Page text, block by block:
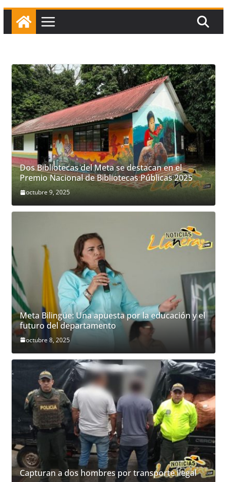
Dos Bibliotecas del Meta se destacan en el
Premio Nacional de Bibliotecas Públicas 2025
octubre 9, 2025
Meta Bilingüe: Una apuesta por la educación y el
futuro del departamento
octubre 8, 2025
Capturan a dos hombres por transporte ilegal